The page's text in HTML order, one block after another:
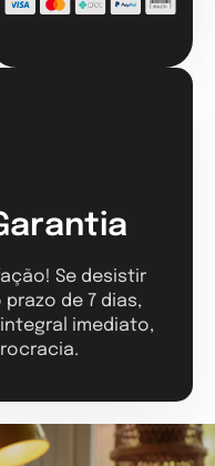
Se desistir
de 7 dias,
imediato,